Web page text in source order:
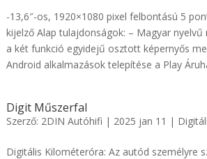
-13,6″-os, 1920×1080 pixel felbontású 5
kijelző Alap tulajdonságok: – Magyar
a két funkció egyidejű osztott képernyős
Android alkalmazások telepítése a Play
Digit Műszerfal
Szerző: 2DIN Autóhifi | 2025 jan 11 |
Digitális Kilométeróra: Az autód személyre